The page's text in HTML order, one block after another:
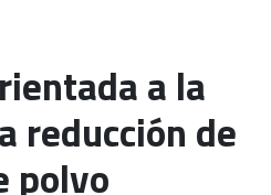
a la
reducción de
polvo